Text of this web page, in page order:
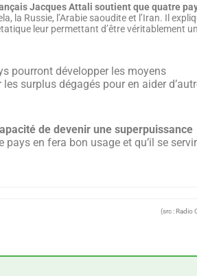
Jacques Attali soutient que quatre
la Russie, l’Arabie saoudite et l’Iran. Il
leur permettant d’être véritablement
pourront développer les moyens
surplus dégagés pour en aider
de devenir une superpuissance
en fera bon usage et qu’il se
(src : Radio